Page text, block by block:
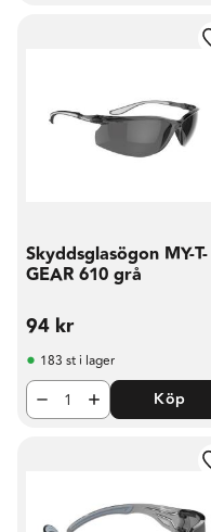
Skyddsglasögon MY-T-
GEAR 610 grå
94 kr
183 st i lager
Köp